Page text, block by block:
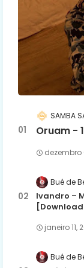
SAMBA
Oruam -
dezembro
Bué de
Ivandro –
janeiro 11,
Bué de